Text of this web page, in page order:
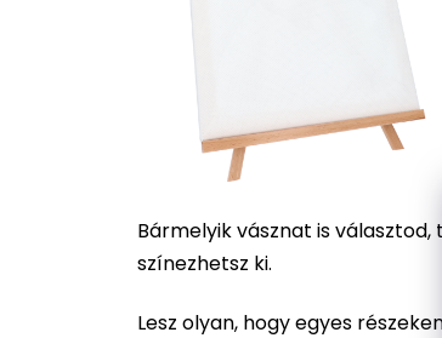
Bármelyik vásznat is
színezhetsz ki.
Lesz olyan, hogy egyes